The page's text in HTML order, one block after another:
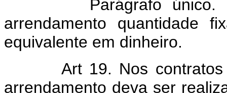
Parágrafo único. É
arrendamento quantidade
equivalente em dinheiro.
Art 19. Nos
arrendamento deva ser